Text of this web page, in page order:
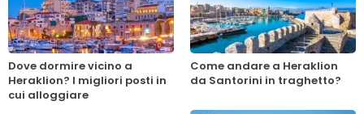
Dove dormire vicino a
Heraklion? I migliori posti in
cui alloggiare
Come andare a Heraklion
da Santorini in traghetto?